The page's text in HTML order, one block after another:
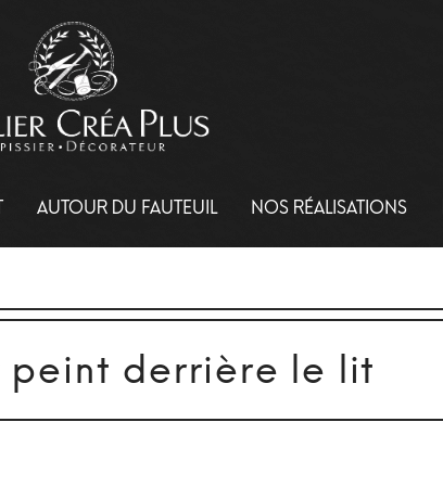
AUTOUR DU FAUTEUIL NOS RÉALISATIONS
peint derrière le lit